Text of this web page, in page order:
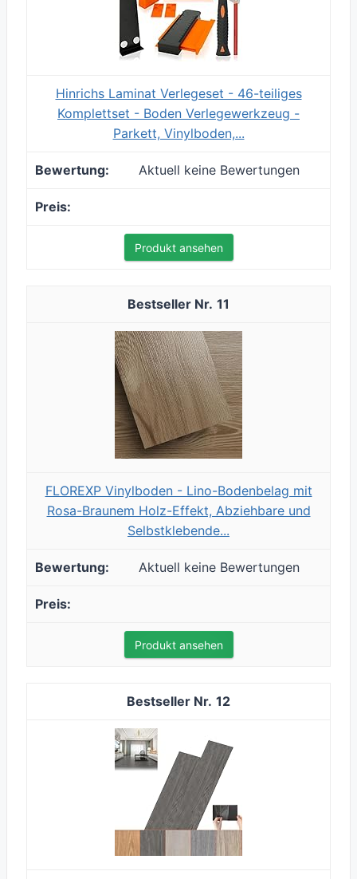
Hinrichs Laminat Verlegeset - 46-teiliges
Komplettset - Boden Verlegewerkzeug -
Parkett, Vinylboden,...
Aktuell keine Bewertungen
Produkt ansehen
11
FLOREXP Vinylboden - Lino-Bodenbelag mit
Rosa-Braunem Holz-Effekt, Abziehbare und
Selbstklebende...
Aktuell keine Bewertungen
Produkt ansehen
12